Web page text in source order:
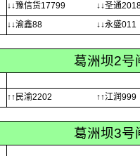
↓↓豫信货17799 ↓↓圣通
↓↓渝鑫88 ↓↓永盛011
葛洲坝2号
↑↑民渝2202 ↑↑江润999
葛洲坝3号